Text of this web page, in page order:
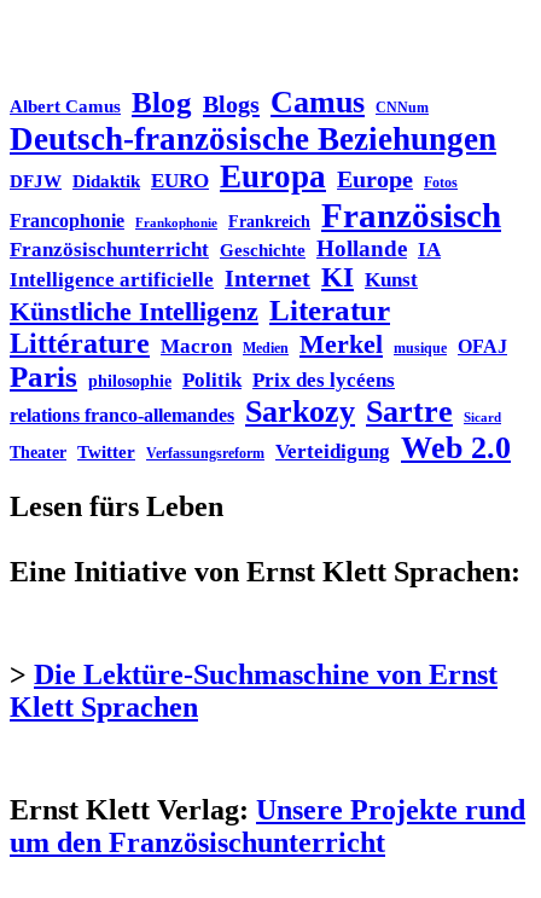
Albert Camus Blog Blogs Camus CNNum
Deutsch-französische Beziehungen
DFJW Didaktik EURO Europa Europe Fotos
Francophonie Frankophonie Frankreich Französisch
Französischunterricht Geschichte Hollande IA
Intelligence artificielle Internet KI Kunst
Künstliche Intelligenz Literatur
Littérature Macron Medien Merkel musique OFAJ
Paris philosophie Politik Prix des lycéens
relations franco-allemandes Sarkozy Sartre Sicard
Theater Twitter Verfassungsreform Verteidigung Web 2.0
Lesen fürs Leben
Eine Initiative von Ernst Klett Sprachen:
> Die Lektüre-Suchmaschine von Ernst
Klett Sprachen
Ernst Klett Verlag: Unsere Projekte rund
um den Französischunterricht